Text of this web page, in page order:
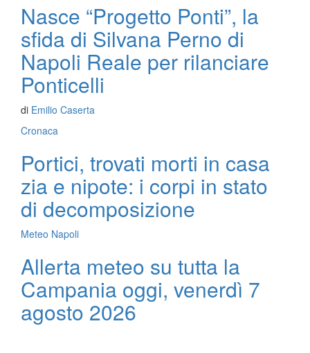
Nasce “Progetto Ponti”, la
sfida di Silvana Perno di
Napoli Reale per rilanciare
Ponticelli
di Emilio Caserta
Cronaca
Portici, trovati morti in casa
zia e nipote: i corpi in stato
di decomposizione
Meteo Napoli
Allerta meteo su tutta la
Campania oggi, venerdì 7
agosto 2026